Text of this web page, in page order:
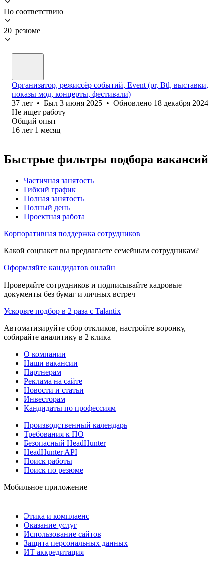
По соответствию
20 резюме
Организатор, режиссёр событий, Event (pr, Btl, выставки,
показы мод, концерты, фестивали)
37 лет • Был 3 июня 2025 • Обновлено 18 декабря 2024
Не ищет работу
Общий опыт
16 лет 1 месяц
Быстрые фильтры подбора вакансий
Частичная занятость
Гибкий график
Полная занятость
Полный день
Проектная работа
Корпоративная поддержка сотрудников
Какой соцпакет вы предлагаете семейным сотрудникам?
Оформляйте кандидатов онлайн
Проверяйте сотрудников и подписывайте кадровые
документы без бумаг и личных встреч
Ускорьте подбор в 2 раза с Talantix
Автоматизируйте сбор откликов, настройте воронку,
собирайте аналитику в 2 клика
О компании
Наши вакансии
Партнерам
Реклама на сайте
Новости и статьи
Инвесторам
Кандидаты по профессиям
Производственный календарь
Требования к ПО
Безопасный HeadHunter
HeadHunter API
Поиск работы
Поиск по резюме
Мобильное приложение
Этика и комплаенс
Оказание услуг
Использование сайтов
Защита персональных данных
ИТ аккредитация